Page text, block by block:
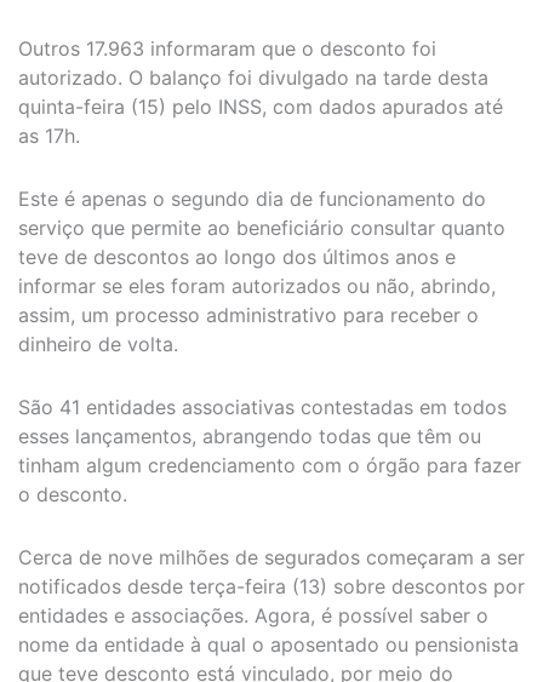
Outros 17.963 informaram que o desconto foi
autorizado. O balanço foi divulgado na tarde desta
quinta-feira (15) pelo INSS, com dados apurados até
as 17h.
Este é apenas o segundo dia de funcionamento do
serviço que permite ao beneficiário consultar quanto
teve de descontos ao longo dos últimos anos e
informar se eles foram autorizados ou não, abrindo,
assim, um processo administrativo para receber o
dinheiro de volta.
São 41 entidades associativas contestadas em todos
esses lançamentos, abrangendo todas que têm ou
tinham algum credenciamento com o órgão para fazer
o desconto.
Cerca de nove milhões de segurados começaram a ser
notificados desde terça-feira (13) sobre descontos por
entidades e associações. Agora, é possível saber o
nome da entidade à qual o aposentado ou pensionista
que teve desconto está vinculado, por meio do